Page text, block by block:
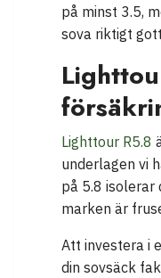
på minst 3.5,
sova riktigt
Lighttour R5.8
underlagen vi
på 5.8 isolerar
marken är
Att investera i
din sovsäck